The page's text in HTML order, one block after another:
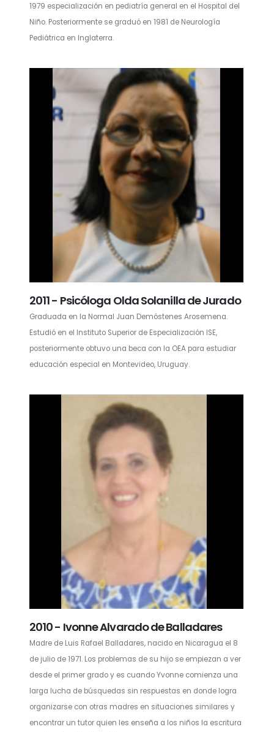
1979 especialización en pediatría general en el Hospital del
Niño. Posteriormente se graduó en 1981 de Neurología
Pediátrica en Inglaterra.
2011 - Psicóloga Olda Solanilla de Jurado
Graduada en la Normal Juan Demóstenes Arosemena.
Estudió en el Instituto Superior de Especialización ISE,
posteriormente obtuvo una beca con la OEA para estudiar
educación especial en Montevideo, Uruguay.
2010 - Ivonne Alvarado de Balladares
Madre de Luis Rafael Balladares, nacido en Nicaragua el 8
de julio de 1971. Los problemas de su hijo se empiezan a ver
desde el primer grado y es cuando Yvonne comienza una
larga lucha de búsquedas sin respuestas en donde logra
organizarse con otras madres en situaciones similares y
encontrar un tutor quien les enseña a los niños la escritura